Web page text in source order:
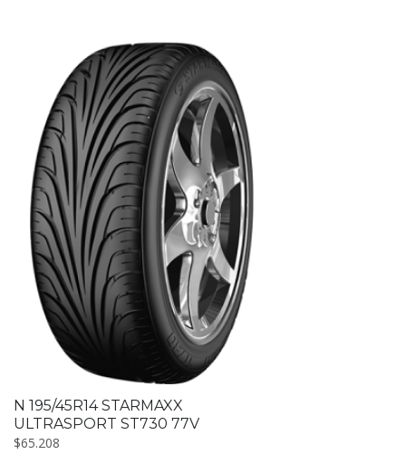
N 195/45R14 STARMAXX
ULTRASPORT ST730 77V
$65.208